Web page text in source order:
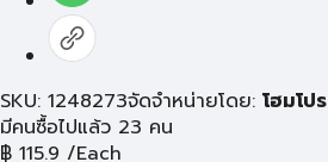
SKU: 1248273จัดจำหน่ายโดย: โฮมโปร
มีคนซื้อไปแล้ว 23 คน
฿ 115.9 /Each